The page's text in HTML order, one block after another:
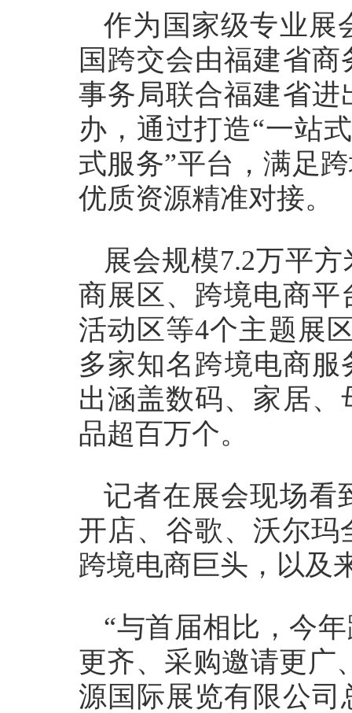
作为国家级专业展
国跨交会由福建省
事务局联合福建省
办，通过打造“一站
式服务”平台，满足
优质资源精准对接。
展会规模7.2万平
商展区、跨境电商
活动区等4个主题展
多家知名跨境电商服
出涵盖数码、家居
品超百万个。
记者在展会现场看
开店、谷歌、沃尔玛
跨境电商巨头，以及
“与首届相比，今
更齐、采购邀请更广
源国际展览有限公